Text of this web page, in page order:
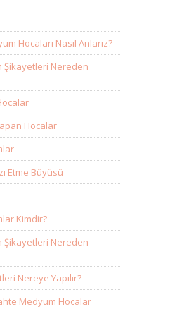
Hocaları Nasıl Anlarız?
Şikayetleri Nereden
Hocalar
Etme Büyüsü
Kimdir?
Şikayetleri Nereden
Nereye Yapılır?
Medyum Hocalar